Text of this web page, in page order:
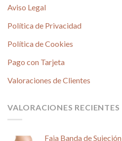
Aviso Legal
Política de Privacidad
Política de Cookies
Pago con Tarjeta
Valoraciones de Clientes
VALORACIONES RECIENTES
Faja Banda de